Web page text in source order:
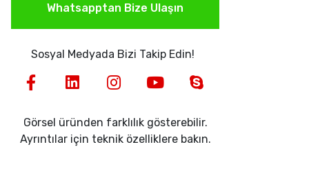
Whatsapptan Bize Ulaşın
Sosyal Medyada Bizi Takip Edin!
Görsel üründen farklılık gösterebilir.
Ayrıntılar için teknik özelliklere bakın.